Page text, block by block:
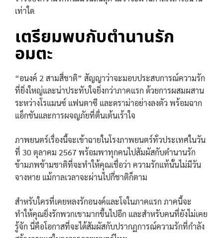
เท่าใด
เตรียมพบกับตำนานรัก
อมตะ
“อนงค์ 2 สามสี่ชาติ” สัญญาว่าจะมอบประสบการณ์ความรัก
ที่ยิ่งใหญ่และน่าประทับใจยิ่งกว่าภาคแรก ด้วยการผสมผสาน
ระหว่างโรแมนซ์ แฟนตาซี และดราม่าอย่างลงตัว พร้อมฉาก
แอ็กชันและการผจญภัยที่ตื่นเต้นเร้าใจ
ภาพยนตร์เรื่องนี้จะเข้าฉายในโรงภาพยนตร์ทั่วประเทศในวัน
ที่ 30 ตุลาคม 2567 พร้อมพาทุกคนไปสัมผัสกับตำนานรัก
ข้ามภพข้ามชาติที่จะทำให้คุณเชื่อว่า ความรักแท้นั้นไม่มีวัน
จางหาย แม้กาลเวลาจะผ่านไปกี่ชาติก็ตาม
สำหรับใครที่เคยหลงรักอนงค์และโจในภาคแรก ภาคนี้จะ
ทำให้คุณยิ่งรักพวกเขามากขึ้นไปอีก และสำหรับคนที่ยังไม่เคย
รู้จัก นี่คือโอกาสที่จะได้สัมผัสกับปรากฏการณ์ความรักที่กำลัง